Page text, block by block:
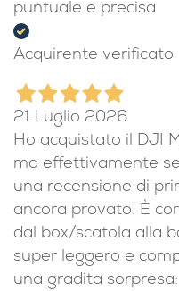
puntuale e precisa
Acquirente verificato
21 Luglio 2026
Ho acquistato il DJI
ma effettivamente
una recensione di
ancora provato. È
dal box/scatola alla
super leggero e
una gradita